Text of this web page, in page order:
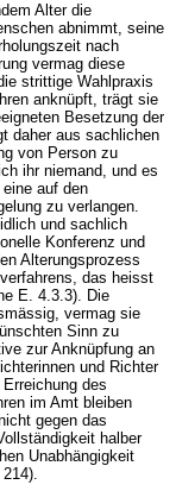
Alter die
abnimmt, seine
nach
vermag diese
strittige Wahlpraxis
anknüpft, trägt sie
Besetzung der
daher aus sachlichen
von Person zu
ihr niemand, und es
auf den
zu verlangen.
und sachlich
Konferenz und
Alterungsprozess
das heisst
E. 4.3.3). Die
vermag sie
Sinn zu
zur Anknüpfung an
und Richter
des
im Amt bleiben
gegen das
halber
Unabhängigkeit